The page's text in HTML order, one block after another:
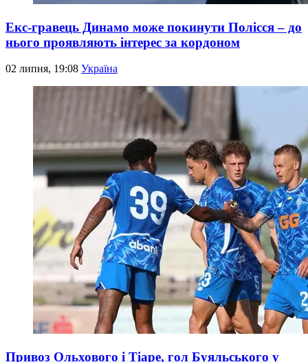
Екс-гравець Динамо може покинути Полісся – до
нього проявляють інтерес за кордоном
02 липня, 19:08 Україна
Привоз Ольхового і Тіаре, гол Буяльського у